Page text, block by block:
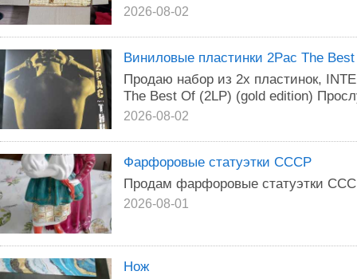
2026-08-02
Виниловые пластинки 2Pac The
Продаю набор из 2х пластинок,
The Best Of (2LP) (gold edition)
2026-08-02
Фарфоровые статуэтки СССР
Продам фарфоровые статуэтки
2026-08-01
Нож